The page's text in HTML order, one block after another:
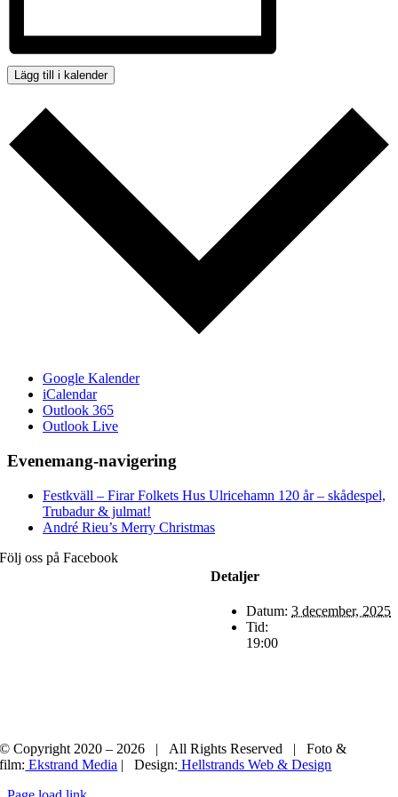
Lägg till i kalender
Google Kalender
iCalendar
Outlook 365
Outlook Live
Evenemang-navigering
Festkväll – Firar Folkets Hus Ulricehamn 120 år – skådespel,
Trubadur & julmat!
André Rieu’s Merry Christmas
Detaljer
Datum: 3 december, 2025
Tid:
19:00
Följ oss på Facebook
© Copyright 2020 – 2026 | All Rights Reserved | Foto &
film: Ekstrand Media | Design: Hellstrands Web & Design